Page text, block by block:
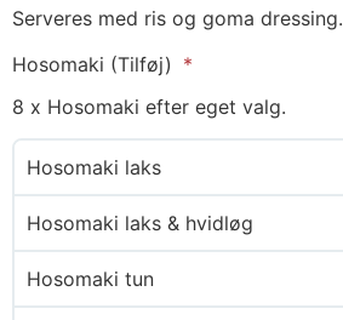
Serveres med ris og goma dressing.
Hosomaki (Tilføj)
8 x Hosomaki efter eget valg.
Hosomaki laks
Hosomaki laks & hvidløg
Hosomaki tun